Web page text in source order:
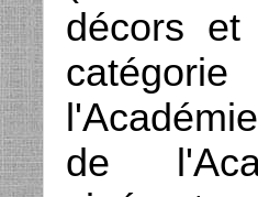
décors et
de